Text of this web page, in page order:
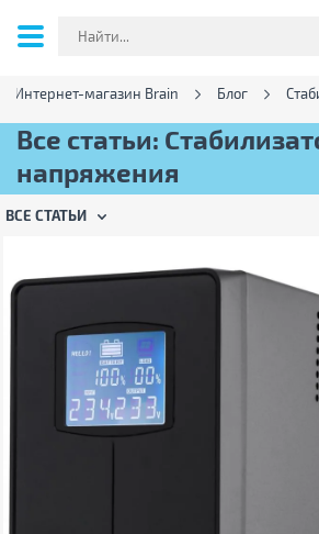
Интернет-магазин Brain Блог
Все статьи:
напряжения
ВСЕ СТАТЬИ